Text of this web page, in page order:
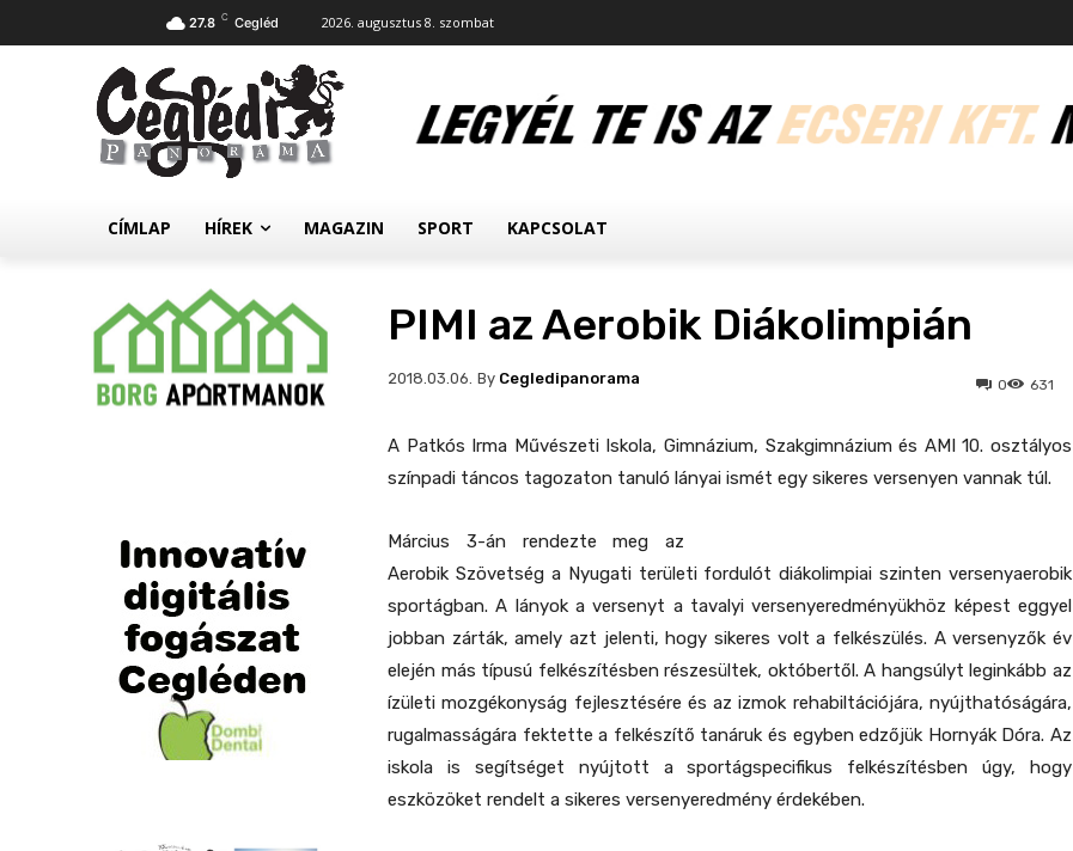
27.8 C Cegléd 2026. augusztus 8. szombat
CÍMLAP HÍREK MAGAZIN SPORT KAPCSOLAT
PIMI az Aerobik Diákolimpián
2018.03.06. 631
0
By Cegledipanorama
A Patkós Irma Művészeti Iskola, Gimnázium, Szakgimnázium és AMI 10. osztályos
színpadi táncos tagozaton tanuló lányai ismét egy sikeres versenyen vannak túl.
Március 3-án rendezte meg az
Aerobik Szövetség a Nyugati területi fordulót diákolimpiai szinten versenyaerobik
sportágban. A lányok a versenyt a tavalyi versenyeredményükhöz képest eggyel
jobban zárták, amely azt jelenti, hogy sikeres volt a felkészülés. A versenyzők év
elején más típusú felkészítésben részesültek, októbertől. A hangsúlyt leginkább az
ízületi mozgékonyság fejlesztésére és az izmok rehabiltációjára, nyújthatóságára,
rugalmasságára fektette a felkészítő tanáruk és egyben edzőjük Hornyák Dóra. Az
iskola is segítséget nyújtott a sportágspecifikus felkészítésben úgy, hogy
eszközöket rendelt a sikeres versenyeredmény érdekében.